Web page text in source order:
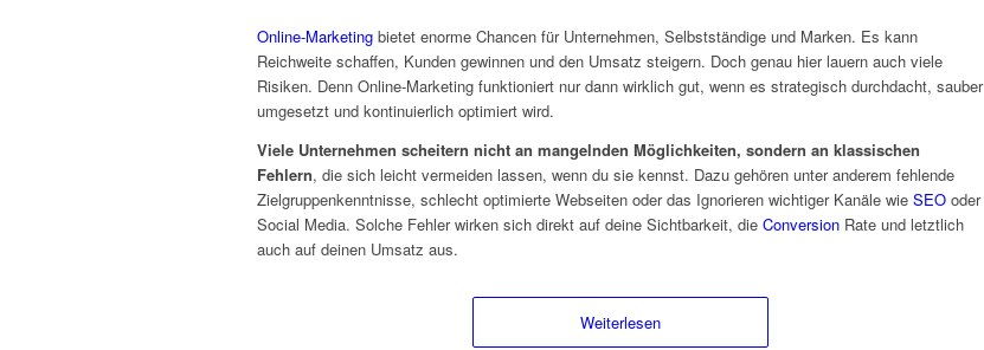
Online-Marketing bietet enorme Chancen für Unternehmen, Selbstständige und Marken. Es kann
Reichweite schaffen, Kunden gewinnen und den Umsatz steigern. Doch genau hier lauern auch viele
Risiken. Denn Online-Marketing funktioniert nur dann wirklich gut, wenn es strategisch durchdacht, sauber
umgesetzt und kontinuierlich optimiert wird.
Viele Unternehmen scheitern nicht an mangelnden Möglichkeiten, sondern an klassischen
Fehlern, die sich leicht vermeiden lassen, wenn du sie kennst. Dazu gehören unter anderem fehlende
Zielgruppenkenntnisse, schlecht optimierte Webseiten oder das Ignorieren wichtiger Kanäle wie SEO oder
Social Media. Solche Fehler wirken sich direkt auf deine Sichtbarkeit, die Conversion Rate und letztlich
auch auf deinen Umsatz aus.
Weiterlesen